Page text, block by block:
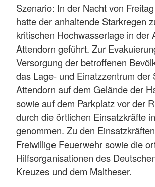
Szenario: In der Nacht von
hatte der anhaltende Starkregen
kritischen Hochwasserlage in der
Attendorn geführt. Zur
Versorgung der betroffenen
das Lage- und Einatzzentrum der
Attendorn auf dem Gelände der
sowie auf dem Parkplatz vor der
durch die örtlichen Einsatzkräfte
genommen. Zu den
Freiwillige Feuerwehr sowie die
Hilfsorganisationen des
Kreuzes und dem Maltheser.